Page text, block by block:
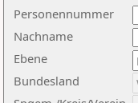
Nachname
Ebene
Personennummer
Bundesland